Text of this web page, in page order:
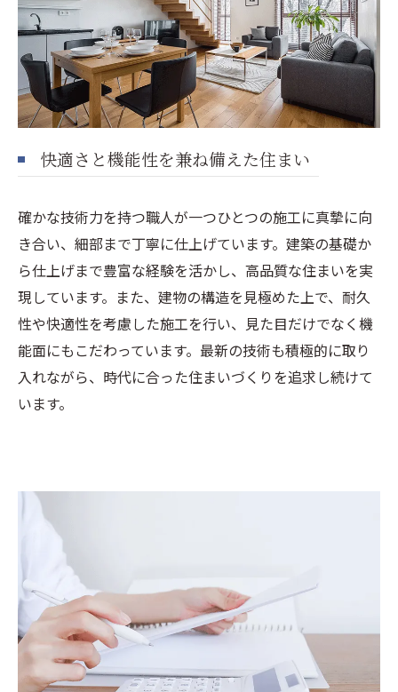
快適さと機能性を兼ね備えた住まい
確かな技術力を持つ職人が一つひとつの施工に真摯に向
き合い、細部まで丁寧に仕上げています。建築の基礎か
ら仕上げまで豊富な経験を活かし、高品質な住まいを実
現しています。また、建物の構造を見極めた上で、耐久
性や快適性を考慮した施工を行い、見た目だけでなく機
能面にもこだわっています。最新の技術も積極的に取り
入れながら、時代に合った住まいづくりを追求し続けて
います。